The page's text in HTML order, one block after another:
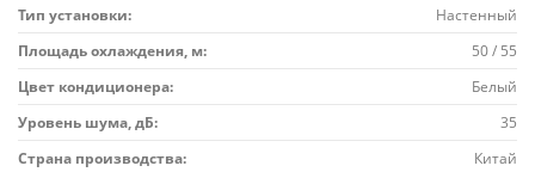
Тип установки:
Настенный
Площадь охлаждения, м:
50 / 55
Цвет кондиционера:
Белый
Уровень шума, дБ:
35
Страна производства:
Китай